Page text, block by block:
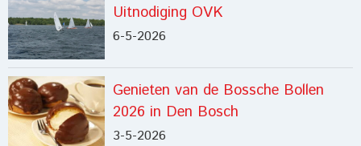
Uitnodiging OVK
6-5-2026
Genieten van de Bossche Bollen
2026 in Den Bosch
3-5-2026